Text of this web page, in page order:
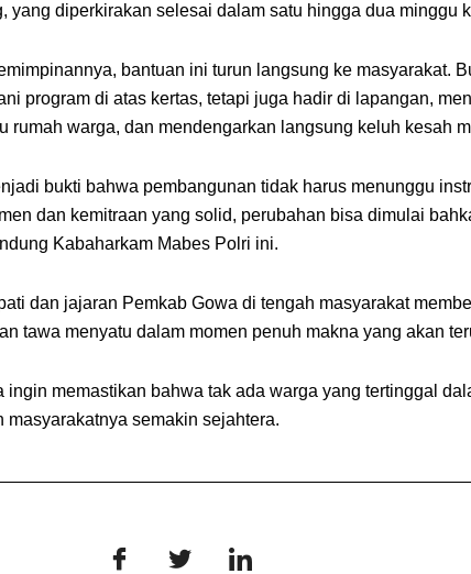
yang diperkirakan selesai dalam satu hingga dua minggu
bantuan ini turun langsung ke masyarakat.
program di atas kertas, tetapi juga hadir di lapangan,
rumah warga, dan mendengarkan langsung keluh kesah
bukti bahwa pembangunan tidak harus menunggu
dan kemitraan yang solid, perubahan bisa dimulai
Kabaharkam Mabes Polri ini.
dan jajaran Pemkab Gowa di tengah masyarakat
tawa menyatu dalam momen penuh makna yang akan
ingin memastikan bahwa tak ada warga yang tertinggal
masyarakatnya semakin sejahtera.